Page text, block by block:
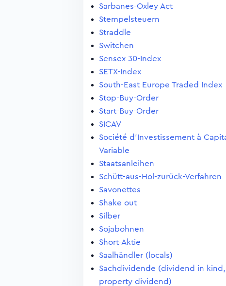
Sarbanes-Oxley Act
Stempelsteuern
Straddle
Switchen
Sensex 30-Index
SETX-Index
South-East Europe Traded Index
Stop-Buy-Order
Start-Buy-Order
SICAV
Société d'Investissement à
Variable
Staatsanleihen
Schütt-aus-Hol-zurück-Verfahren
Savonettes
Shake out
Silber
Sojabohnen
Short-Aktie
Saalhändler (locals)
Sachdividende (dividend in kind,
property dividend)